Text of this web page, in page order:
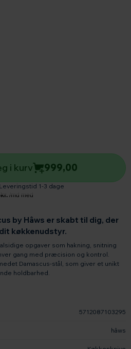
5712087103295
hâws
by Hâws er skabt til dig, der
køkkenudstyr.
opgaver som hakning, snitning
gang med præcision og kontrol.
Damascus-stål, som giver et unikt
holdbarhed.
Leveringstid 1-3 dage
i kurv 999,00